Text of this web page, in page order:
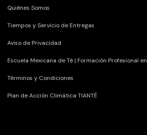
Quiénes Somos
Tiempos y Servicio de Entregas
Aviso de Privacidad
Escuela Mexicana de Té | Formación Profesional en
Términos y Condiciones
Plan de Acción Climática TIANTÉ